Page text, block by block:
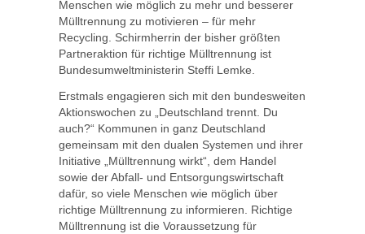
Menschen wie möglich zu mehr und besserer
Mülltrennung zu motivieren – für mehr
Recycling. Schirmherrin der bisher größten
Partneraktion für richtige Mülltrennung ist
Bundesumweltministerin Steffi Lemke.
Erstmals engagieren sich mit den bundesweiten
Aktionswochen zu „Deutschland trennt. Du
auch?“ Kommunen in ganz Deutschland
gemeinsam mit den dualen Systemen und ihrer
Initiative „Mülltrennung wirkt“, dem Handel
sowie der Abfall- und Entsorgungswirtschaft
dafür, so viele Menschen wie möglich über
richtige Mülltrennung zu informieren. Richtige
Mülltrennung ist die Voraussetzung für